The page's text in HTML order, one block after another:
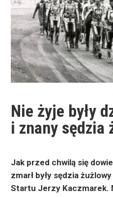
Nie żyje były
i znany sędzia
Jak przed chwilą się
zmarł były sędzia
Startu Jerzy Kaczmarek.